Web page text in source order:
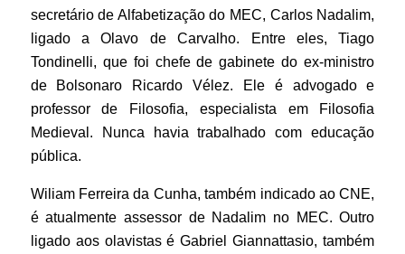
secretário de Alfabetização do MEC, Carlos Nadalim,
ligado a Olavo de Carvalho. Entre eles, Tiago
Tondinelli, que foi chefe de gabinete do ex-ministro
de Bolsonaro Ricardo Vélez. Ele é advogado e
professor de Filosofia, especialista em Filosofia
Medieval. Nunca havia trabalhado com educação
pública.
Wiliam Ferreira da Cunha, também indicado ao CNE,
é atualmente assessor de Nadalim no MEC. Outro
ligado aos olavistas é Gabriel Giannattasio, também